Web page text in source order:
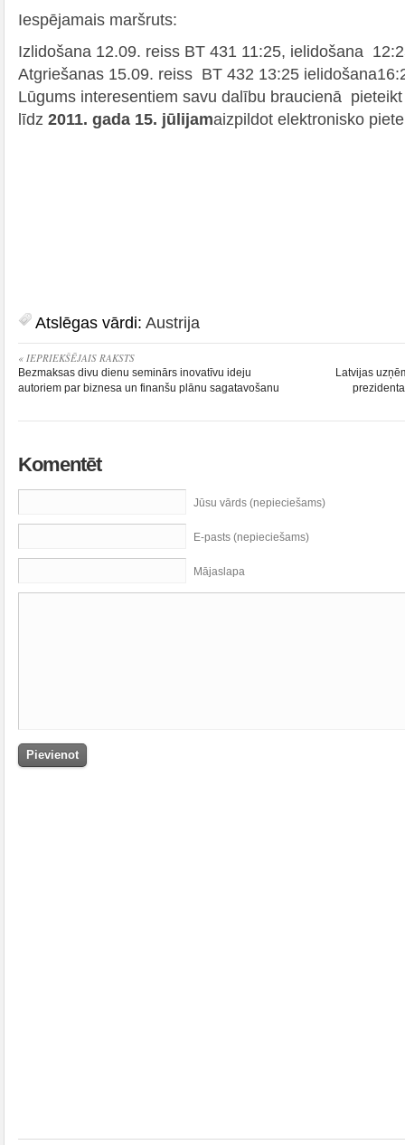
Iespējamais maršruts:
Izlidošana 12.09. reiss BT 431 11:25, ielidošana
Atgriešanas 15.09. reiss BT 432 13:25
Lūgums interesentiem savu dalību braucienā
līdz 2011. gada 15. jūlijamaizpildot elektronisko
Atslēgas vārdi: Austrija
« IEPRIEKŠĒJAIS RAKSTS
Bezmaksas divu dienu seminārs inovatīvu ideju
autoriem par biznesa un finanšu plānu sagatavošanu
Latvijas
Komentēt
Jūsu vārds (nepieciešams)
E-pasts (nepieciešams)
Mājaslapa